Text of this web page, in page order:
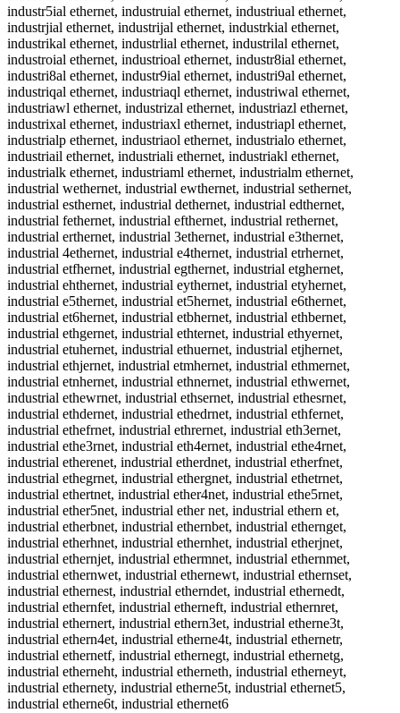
industr5ial ethernet, industruial ethernet, industriual ethernet,
industrjial ethernet, industrijal ethernet, industrkial ethernet,
industrikal ethernet, industrlial ethernet, industrilal ethernet,
industroial ethernet, industrioal ethernet, industr8ial ethernet,
industri8al ethernet, industr9ial ethernet, industri9al ethernet,
industriqal ethernet, industriaql ethernet, industriwal ethernet,
industriawl ethernet, industrizal ethernet, industriazl ethernet,
industrixal ethernet, industriaxl ethernet, industriapl ethernet,
industrialp ethernet, industriaol ethernet, industrialo ethernet,
industriail ethernet, industriali ethernet, industriakl ethernet,
industrialk ethernet, industriaml ethernet, industrialm ethernet,
industrial wethernet, industrial ewthernet, industrial sethernet,
industrial esthernet, industrial dethernet, industrial edthernet,
industrial fethernet, industrial efthernet, industrial rethernet,
industrial erthernet, industrial 3ethernet, industrial e3thernet,
industrial 4ethernet, industrial e4thernet, industrial etrhernet,
industrial etfhernet, industrial egthernet, industrial etghernet,
industrial ehthernet, industrial eythernet, industrial etyhernet,
industrial e5thernet, industrial et5hernet, industrial e6thernet,
industrial et6hernet, industrial etbhernet, industrial ethbernet,
industrial ethgernet, industrial ethternet, industrial ethyernet,
industrial etuhernet, industrial ethuernet, industrial etjhernet,
industrial ethjernet, industrial etmhernet, industrial ethmernet,
industrial etnhernet, industrial ethnernet, industrial ethwernet,
industrial ethewrnet, industrial ethsernet, industrial ethesrnet,
industrial ethdernet, industrial ethedrnet, industrial ethfernet,
industrial ethefrnet, industrial ethrernet, industrial eth3ernet,
industrial ethe3rnet, industrial eth4ernet, industrial ethe4rnet,
industrial etherenet, industrial etherdnet, industrial etherfnet,
industrial ethegrnet, industrial ethergnet, industrial ethetrnet,
industrial ethertnet, industrial ether4net, industrial ethe5rnet,
industrial ether5net, industrial ether net, industrial ethern et,
industrial etherbnet, industrial ethernbet, industrial ethernget,
industrial etherhnet, industrial ethernhet, industrial etherjnet,
industrial ethernjet, industrial ethermnet, industrial ethernmet,
industrial ethernwet, industrial ethernewt, industrial ethernset,
industrial ethernest, industrial etherndet, industrial ethernedt,
industrial ethernfet, industrial etherneft, industrial ethernret,
industrial ethernert, industrial ethern3et, industrial etherne3t,
industrial ethern4et, industrial etherne4t, industrial ethernetr,
industrial ethernetf, industrial ethernegt, industrial ethernetg,
industrial etherneht, industrial etherneth, industrial etherneyt,
industrial ethernety, industrial etherne5t, industrial ethernet5,
industrial etherne6t, industrial ethernet6